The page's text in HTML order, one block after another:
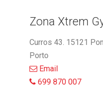
Zona Xtrem
Curros 43. 15121
Porto
Email
699 870 007